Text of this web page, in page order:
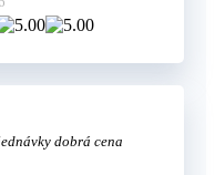
dobrá cena